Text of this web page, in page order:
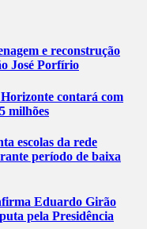
e reconstrução
José Porfírio
contará com
milhões
escolas da rede
período de baixa
Eduardo Girão
pela Presidência